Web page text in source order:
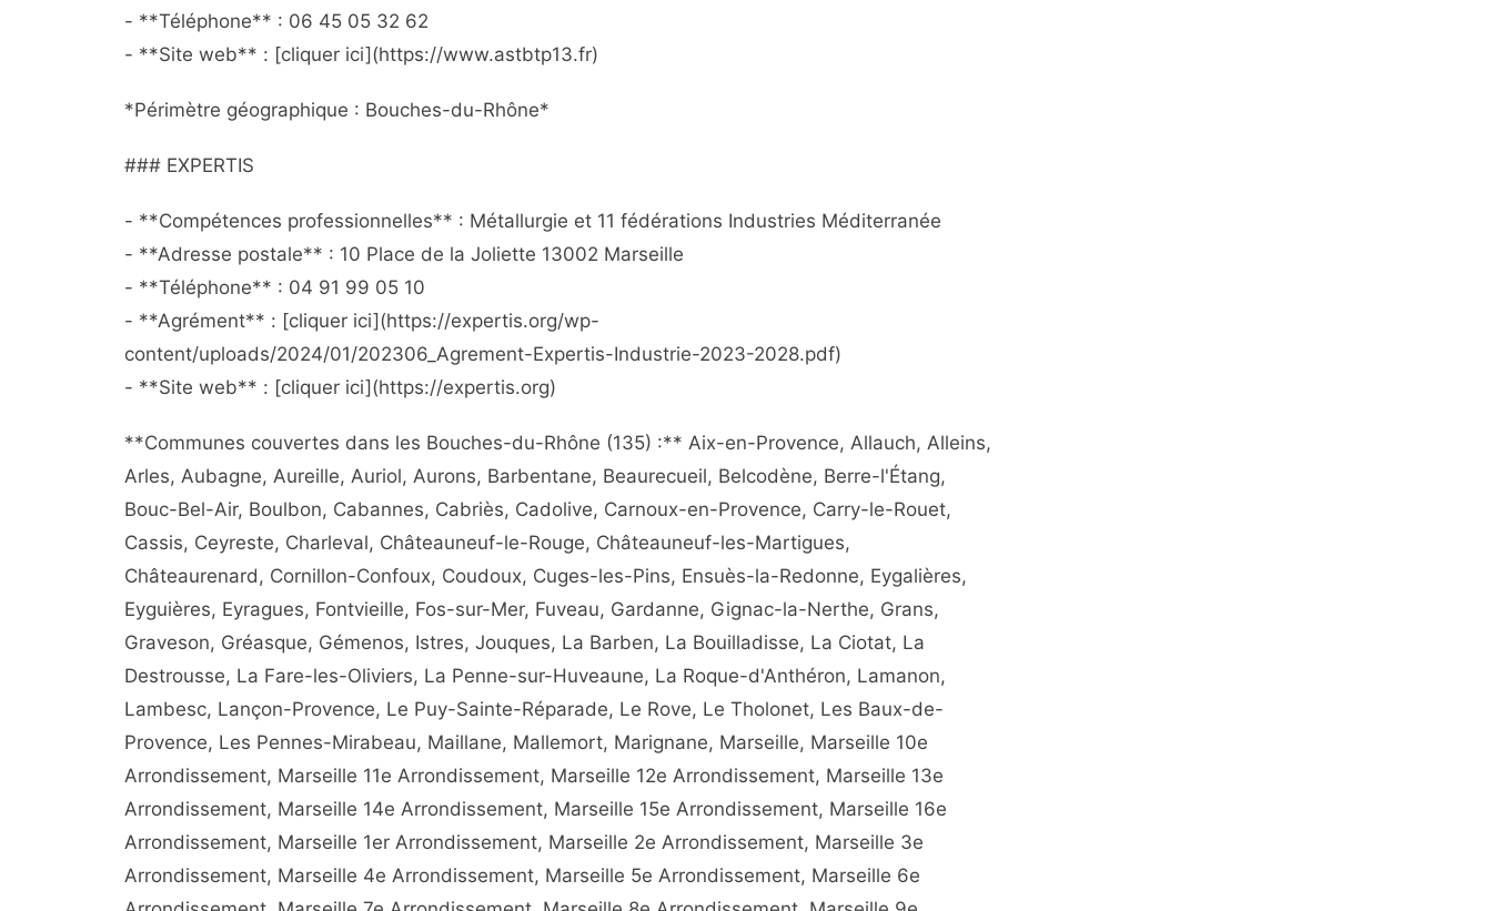
- **Téléphone** : 06 45 05 32 62
- **Site web** : [cliquer ici](https://www.astbtp13.fr)
*Périmètre géographique : Bouches-du-Rhône*
### EXPERTIS
- **Compétences professionnelles** : Métallurgie et 11 fédérations Industries Méditerranée
- **Adresse postale** : 10 Place de la Joliette 13002 Marseille
- **Téléphone** : 04 91 99 05 10
- **Agrément** : [cliquer ici](https://expertis.org/wp-
content/uploads/2024/01/202306_Agrement-Expertis-Industrie-2023-2028.pdf)
- **Site web** : [cliquer ici](https://expertis.org)
**Communes couvertes dans les Bouches-du-Rhône (135) :** Aix-en-Provence, Allauch, Alleins,
Arles, Aubagne, Aureille, Auriol, Aurons, Barbentane, Beaurecueil, Belcodène, Berre-l'Étang,
Bouc-Bel-Air, Boulbon, Cabannes, Cabriès, Cadolive, Carnoux-en-Provence, Carry-le-Rouet,
Cassis, Ceyreste, Charleval, Châteauneuf-le-Rouge, Châteauneuf-les-Martigues,
Châteaurenard, Cornillon-Confoux, Coudoux, Cuges-les-Pins, Ensuès-la-Redonne, Eygalières,
Eyguières, Eyragues, Fontvieille, Fos-sur-Mer, Fuveau, Gardanne, Gignac-la-Nerthe, Grans,
Graveson, Gréasque, Gémenos, Istres, Jouques, La Barben, La Bouilladisse, La Ciotat, La
Destrousse, La Fare-les-Oliviers, La Penne-sur-Huveaune, La Roque-d'Anthéron, Lamanon,
Lambesc, Lançon-Provence, Le Puy-Sainte-Réparade, Le Rove, Le Tholonet, Les Baux-de-
Provence, Les Pennes-Mirabeau, Maillane, Mallemort, Marignane, Marseille, Marseille 10e
Arrondissement, Marseille 11e Arrondissement, Marseille 12e Arrondissement, Marseille 13e
Arrondissement, Marseille 14e Arrondissement, Marseille 15e Arrondissement, Marseille 16e
Arrondissement, Marseille 1er Arrondissement, Marseille 2e Arrondissement, Marseille 3e
Arrondissement, Marseille 4e Arrondissement, Marseille 5e Arrondissement, Marseille 6e